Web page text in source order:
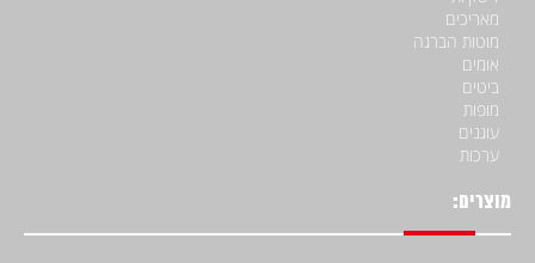
מאריכים
מוטות הברגה
אומים
ביטים
מופות
עוגנים
ערכות
מוצרים: